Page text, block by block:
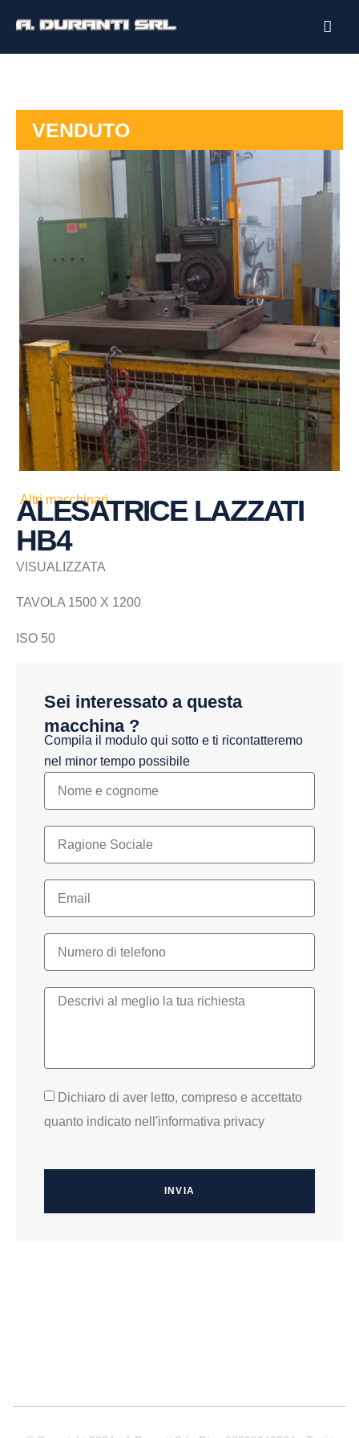
VENDUTO
Altri macchinari
ALESATRICE LAZZATI
HB4
VISUALIZZATA
TAVOLA 1500 X 1200
ISO 50
Sei interessato a questa
macchina ?
Compila il modulo qui sotto e ti ricontatteremo
nel minor tempo possibile
Dichiaro di aver letto, compreso e accettato
quanto indicato nell'informativa privacy
INVIA